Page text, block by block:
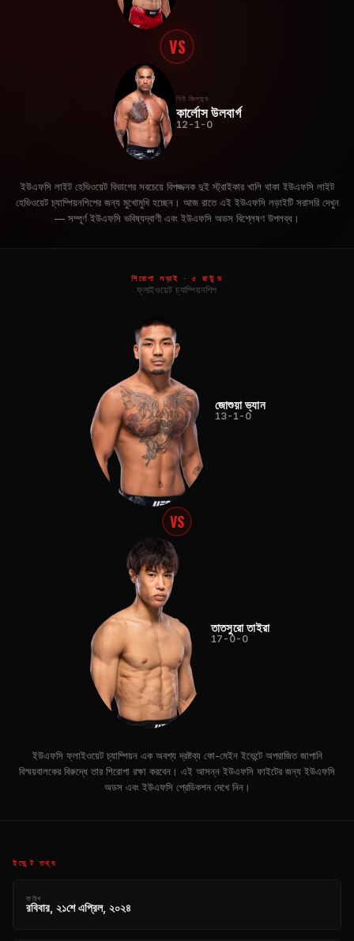
VS
নিউ জিল্যান্ড
কার্লোস উলবার্গ
12-1-0
ইউএফসি লাইট হেভিওয়েট বিভাগের সবচেয়ে বিপজ্জনক দুই স্ট্রাইকার খালি থাকা ইউএফসি লাইট
হেভিওয়েট চ্যাম্পিয়নশিপের জন্য মুখোমুখি হচ্ছেন। আজ রাতে এই ইউএফসি লড়াইটি সরাসরি দেখুন
— সম্পূর্ণ ইউএফসি ভবিষ্যদ্বাণী এবং ইউএফসি অডস বিশ্লেষণ উপলব্ধ।
শিরোপা লড়াই · ৫ রাউন্ড
ফ্লাইওয়েট চ্যাম্পিয়নশিপ
জোশুয়া ভ্যান
13-1-0
VS
তাতসুরো তাইরা
17-0-0
ইউএফসি ফ্লাইওয়েট চ্যাম্পিয়ন এক অবশ্য দ্রষ্টব্য কো-মেইন ইভেন্টে অপরাজিত জাপানি
বিস্ময়বালকের বিরুদ্ধে তার শিরোপা রক্ষা করবেন। এই আসন্ন ইউএফসি ফাইটের জন্য ইউএফসি
অডস এবং ইউএফসি প্রেডিকশন দেখে নিন।
ইভেন্ট তথ্য
তারিখ
রবিবার, ২১শে এপ্রিল, ২০২৪